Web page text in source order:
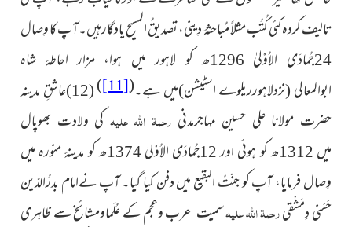
تالیف کردہ کئی کُتُب مثلاًمُباحثۂ دِینی،تصدیقُ المسیح یادگارہیں۔آپ کا وِصال
24جُمادَى الاُوْلىٰ 1296ھ کو لاہور میں ہوا، مزار احاطۂ شاہ
ابوالمعالی(نزدلاہورریلوے اسٹیشن)میں ہے۔(
[11]
)
(12)عاشقِ مدینہ
حضرت مولانا علی حسین مہاجرمدنی رحمۃ اللہ علیہکی ولادت بھوپال
میں 1312ھ کو ہوئی اور 12جُمادَی الاُوْلیٰ 1374ھ کو مدینۂ منورہ میں
وِصال فرمایا، آپ کو جنّتُ البقیع میں دفن کیا گیا۔ آپ نےامام بدرُالدّین
حَسَنی دِمَشْقیرحمۃ اللہ علیہسمیت عرب وعجم کے عُلَماومشائخ سے ظاہری